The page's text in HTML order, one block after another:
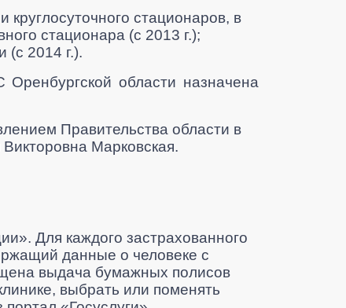
стационаров, в
стационара (с 2013 г.);
(с 2014 г.).
области назначена
Правительства области в
Марковская.
Для каждого застрахованного
данные о человеке с
выдача бумажных полисов
выбрать или поменять